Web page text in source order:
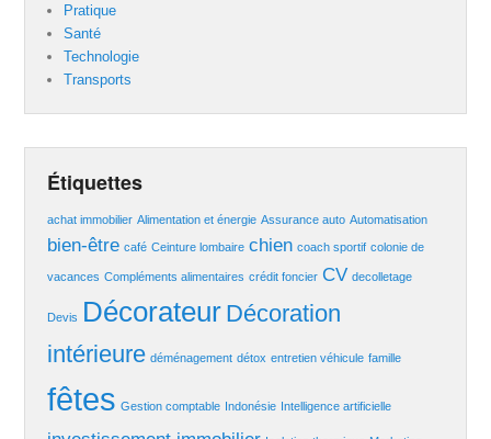
Pratique
Santé
Technologie
Transports
Étiquettes
achat immobilier Alimentation et énergie Assurance auto Automatisation
bien-être café Ceinture lombaire chien coach sportif colonie de
vacances Compléments alimentaires crédit foncier CV decolletage
Devis Décorateur Décoration
intérieure déménagement détox entretien véhicule famille
fêtes Gestion comptable Indonésie Intelligence artificielle